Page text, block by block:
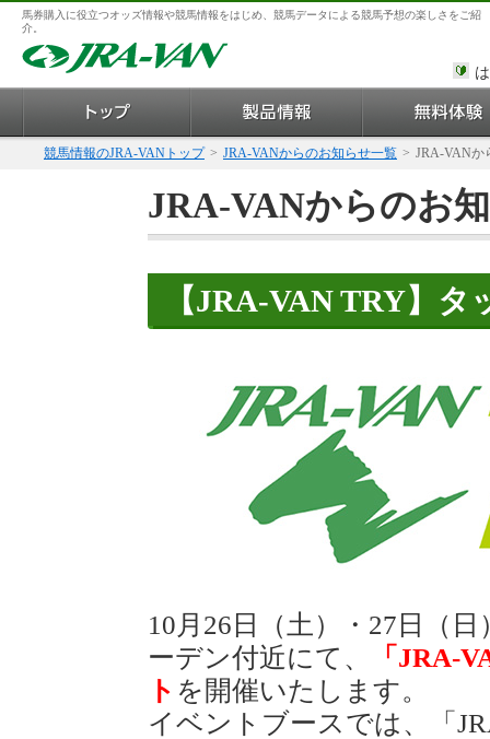
馬券購入に役立つオッズ情報や競馬情報をはじめ、競馬データによる競馬予想の楽しさをご紹
介。
競馬情報のJRA-VANトップ > JRA-VANからのお知らせ一覧 > JRA-VANか
JRA-VANからのお
【JRA-VAN TRY】
10月26日（土）・27日（
ーデン付近にて、
「JRA-
ト を開催いたします。
イベントブースでは、「